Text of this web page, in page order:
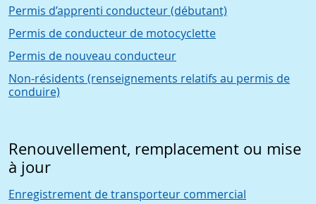
Permis d’apprenti conducteur (débutant)
Permis de conducteur de motocyclette
Permis de nouveau conducteur
Non-résidents (renseignements relatifs au permis de
conduire)
Renouvellement, remplacement ou mise
à jour
Enregistrement de transporteur commercial